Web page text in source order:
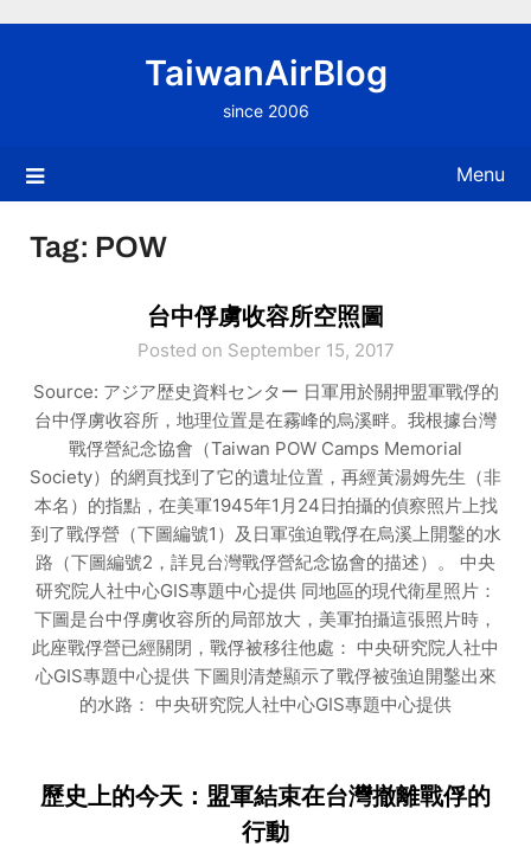
TaiwanAirBlog
since 2006
Menu
Tag: POW
台中俘虜收容所空照圖
Posted on September 15, 2017
Source: アジア歴史資料センター 日軍用於關押盟軍戰俘的
台中俘虜收容所，地理位置是在霧峰的烏溪畔。我根據台灣
戰俘營紀念協會（Taiwan POW Camps Memorial
Society）的網頁找到了它的遺址位置，再經黃湯姆先生（非
本名）的指點，在美軍1945年1月24日拍攝的偵察照片上找
到了戰俘營（下圖編號1）及日軍強迫戰俘在烏溪上開鑿的水
路（下圖編號2，詳見台灣戰俘營紀念協會的描述）。 中央
研究院人社中心GIS專題中心提供 同地區的現代衛星照片：
下圖是台中俘虜收容所的局部放大，美軍拍攝這張照片時，
此座戰俘營已經關閉，戰俘被移往他處： 中央研究院人社中
心GIS專題中心提供 下圖則清楚顯示了戰俘被強迫開鑿出來
的水路： 中央研究院人社中心GIS專題中心提供
歷史上的今天：盟軍結束在台灣撤離戰俘的
行動